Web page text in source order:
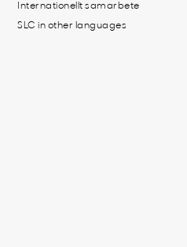
Internationellt samarbete
SLC in other languages